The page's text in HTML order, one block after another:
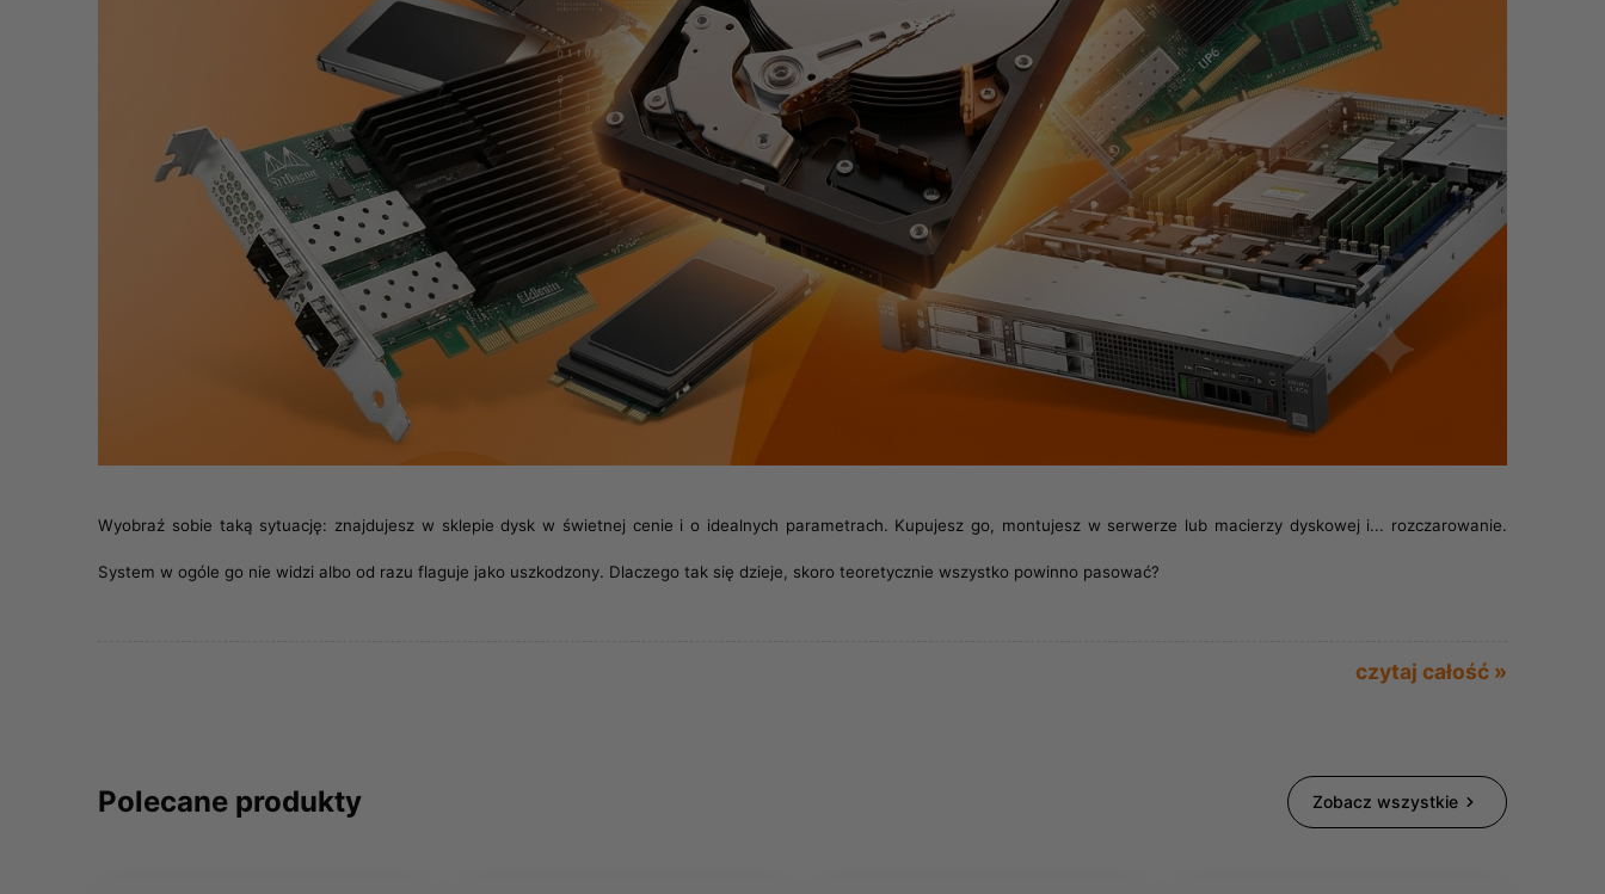
Wyobraź sobie taką sytuację: znajdujesz w sklepie dysk w świetnej cenie i o idealnych parametrach. Kupujesz go, montujesz w serwerze lub macierzy dyskowej i... rozczarowanie.
System w ogóle go nie widzi albo od razu flaguje jako uszkodzony. Dlaczego tak się dzieje, skoro teoretycznie wszystko powinno pasować?
czytaj całość »
Polecane produkty Zobacz wszystkie